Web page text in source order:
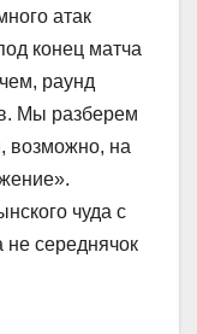
атак
конец матча
раунд
Мы разберем
возможно, на
чуда с
не середнячок